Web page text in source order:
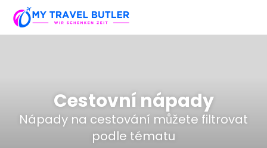
Cestovní nápady
Nápady na cestování můžete filtrovat
podle tématu